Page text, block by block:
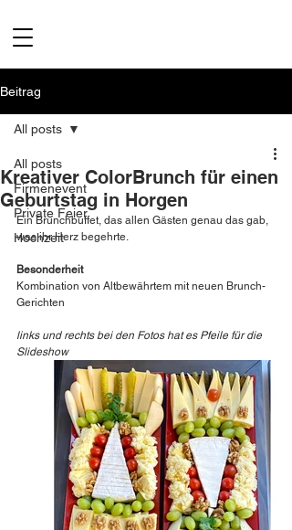
Beitrag
All posts
Firmenevent
Private Feier
Hochzeit
All posts
Kreativer ColorBrunch für einen
Geburtstag in Horgen
Ein Brunchbuffet, das allen Gästen genau das gab,
was ihr Herz begehrte.
Besonderheit
Kombination von Altbewährtem mit neuen Brunch-
Gerichten
links und rechts bei den Fotos hat es Pfeile für die
Slideshow